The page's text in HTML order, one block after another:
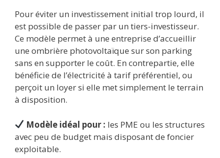
Pour éviter un investissement initial trop lourd, il
est possible de passer par un tiers-investisseur.
Ce modèle permet à une entreprise d’accueillir
une ombrière photovoltaïque sur son parking
sans en supporter le coût. En contrepartie, elle
bénéficie de l’électricité à tarif préférentiel, ou
perçoit un loyer si elle met simplement le terrain
à disposition.
Modèle idéal pour : les PME ou les structures
avec peu de budget mais disposant de foncier
exploitable.